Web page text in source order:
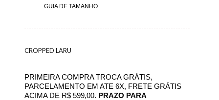
GUIA DE TAMANHO
CROPPED LARU
PRIMEIRA COMPRA TROCA GRÁTIS,
PARCELAMENTO EM ATE 6X, FRETE GRÁTIS
ACIMA DE R$ 599,00. PRAZO PARA